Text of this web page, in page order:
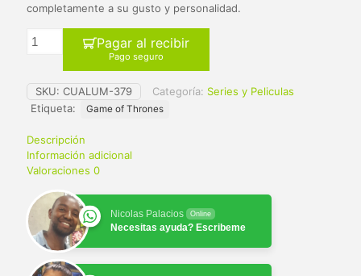
completamente a su gusto y personalidad.
Pagar al recibir
Pago seguro
SKU: CUALUM-379 Categoría: Series y Peliculas
Etiqueta:
Game of Thrones
Descripción
Información adicional
Valoraciones 0
Nicolas Palacios Online
Necesitas ayuda? Escribeme